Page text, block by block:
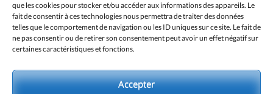
que les cookies pour stocker et/ou accéder aux informations des appareils. Le
fait de consentir à ces technologies nous permettra de traiter des données
telles que le comportement de navigation ou les ID uniques sur ce site. Le fait de
ne pas consentir ou de retirer son consentement peut avoir un effet négatif sur
certaines caractéristiques et fonctions.
Accepter
...
No event found!